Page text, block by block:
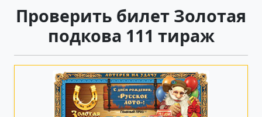
Проверить билет Золотая
подкова 111 тираж